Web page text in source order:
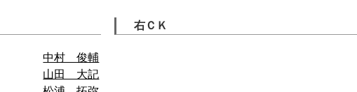
中村 俊輔
山田 大記
右ＣＫ